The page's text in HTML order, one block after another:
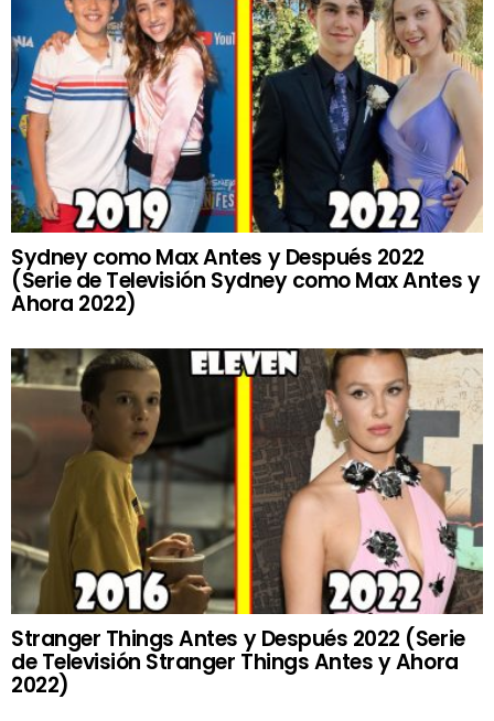
Sydney como Max Antes y Después 2022
(Serie de Televisión Sydney como Max Antes y
Ahora 2022)
Stranger Things Antes y Después 2022 (Serie
de Televisión Stranger Things Antes y Ahora
2022)